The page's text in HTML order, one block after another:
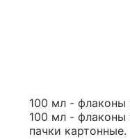
100 мл - флаконы
100 мл - флаконы
пачки картонные.